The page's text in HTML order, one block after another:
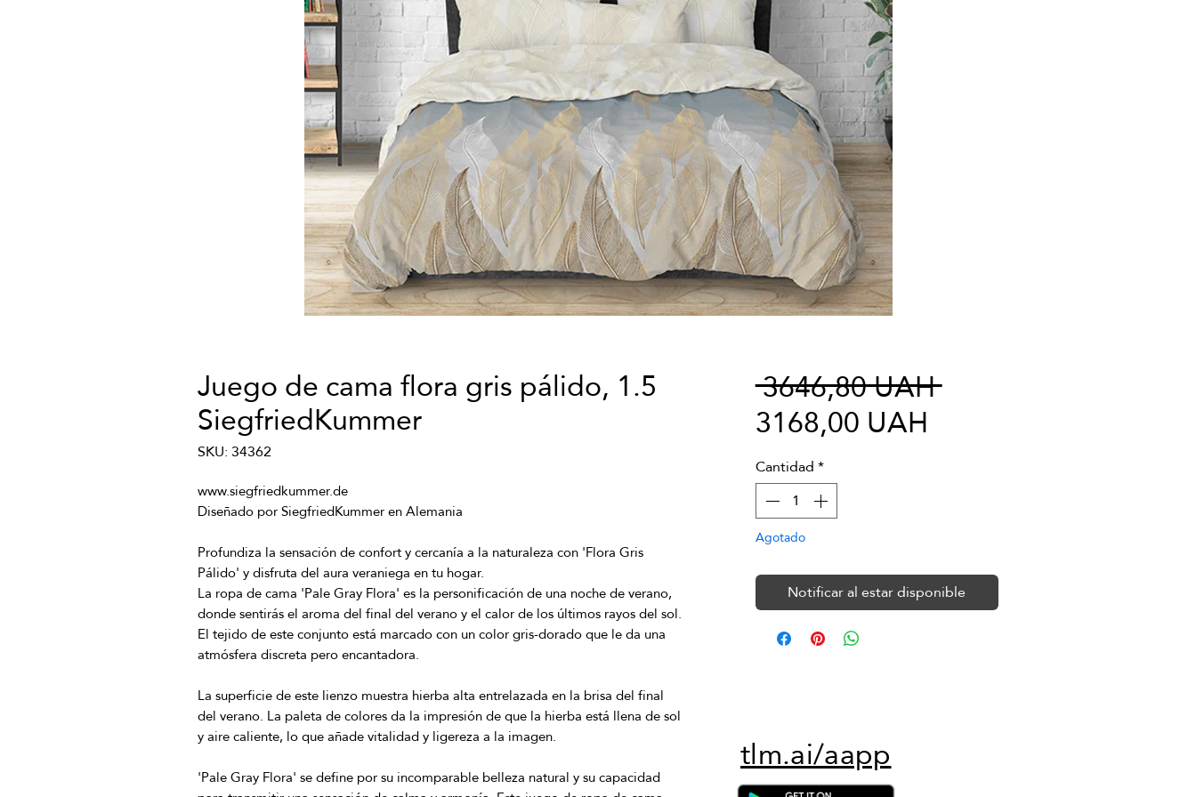
Juego de cama flora gris pálido, 1.5
SiegfriedKummer
SKU: 34362
Profundiza la sensación de confort y cercanía a la naturaleza con 'Flora Gris
La ropa de cama 'Pale Gray Flora' es la personificación de una noche de verano,
donde sentirás el aroma del final del verano y el calor de los últimos rayos del sol.
El tejido de este conjunto está marcado con un color gris-dorado que le da una
La superficie de este lienzo muestra hierba alta entrelazada en la brisa del final
del verano. La paleta de colores da la impresión de que la hierba está llena de sol
'Pale Gray Flora' se define por su incomparable belleza natural y su capacidad
3646,80 UAH Precio
3168,00 UAH
Cantidad*
Agotado
Notificar al estar disponible
tlm.ai/aapp